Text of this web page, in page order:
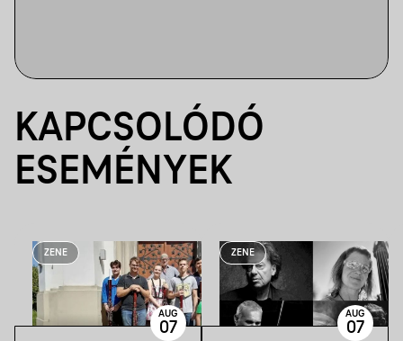
KAPCSOLÓDÓ
ESEMÉNYEK
ZENE
AUG
07
ZENE
AUG
07